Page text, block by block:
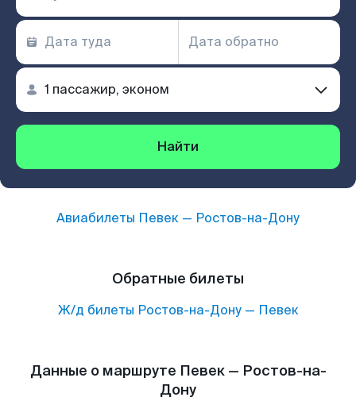
Найти
Авиабилеты Певек — Ростов-на-Дону
Обратные билеты
Ж/д билеты Ростов-на-Дону— Певек
Данные о маршруте Певек — Ростов-на-
Дону